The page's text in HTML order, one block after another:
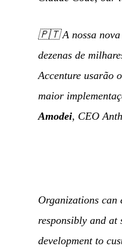
🇵🇹A nossa
dezenas de
Accenture usarão
maior
Amodei, CEO
Organizations can
responsibly and
development to